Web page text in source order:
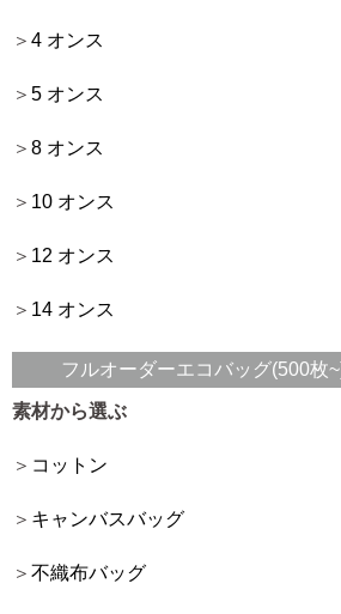
4 オンス
5 オンス
8 オンス
10 オンス
12 オンス
14 オンス
フルオーダーエコバッグ(500枚
素材から選ぶ
コットン
キャンバスバッグ
不織布バッグ